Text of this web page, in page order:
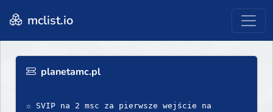
mclist.io
planetamc.pl
✩ SVIP na 2 msc za pierwsze wejście na